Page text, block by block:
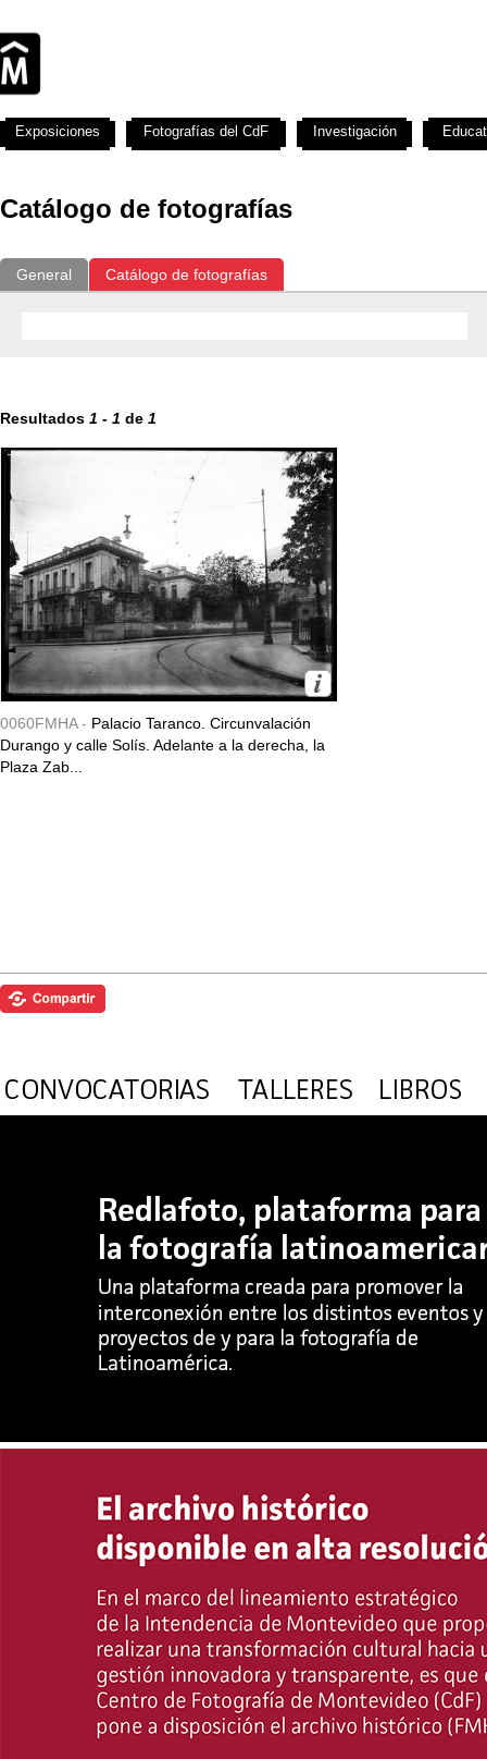
Catálogo de fotografías
General Catálogo de fotografías
Resultados 1 - 1 de 1
0060FMHA - Palacio Taranco. Circunvalación
Durango y calle Solís. Adelante a la derecha, la
Plaza Zab...
Exposiciones Fotografías del CdF Investigación